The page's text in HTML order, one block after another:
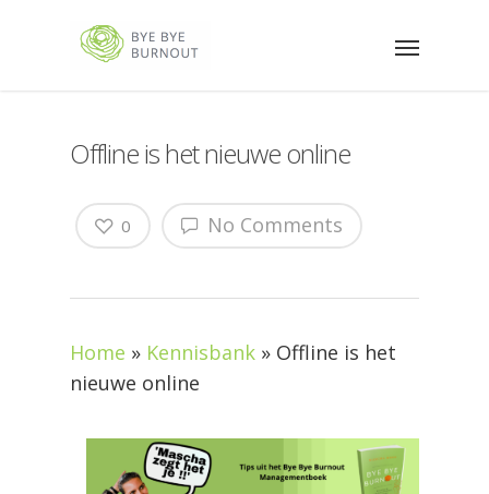
Offline is het nieuwe online
No Comments
0
Home » Kennisbank » Offline is het
nieuwe online